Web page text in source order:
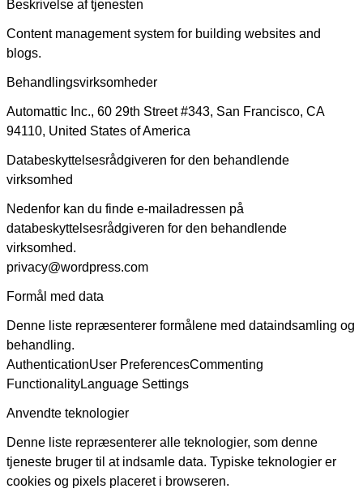
Beskrivelse af tjenesten
Content management system for building websites and
blogs.
Behandlingsvirksomheder
Automattic Inc., 60 29th Street #343, San Francisco, CA
94110, United States of America
Databeskyttelsesrådgiveren for den behandlende
virksomhed
Nedenfor kan du finde e-mailadressen på
databeskyttelsesrådgiveren for den behandlende
virksomhed.
privacy@wordpress.com
Formål med data
Denne liste repræsenterer formålene med dataindsamling og
behandling.
AuthenticationUser PreferencesCommenting
FunctionalityLanguage Settings
Anvendte teknologier
Denne liste repræsenterer alle teknologier, som denne
tjeneste bruger til at indsamle data. Typiske teknologier er
cookies og pixels placeret i browseren.